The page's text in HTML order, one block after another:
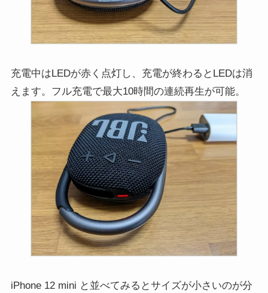
充電中はLEDが赤く点灯し、充電が終わるとLEDは消
えます。フル充電で最大10時間の連続再生が可能。
iPhone 12 mini と並べてみるとサイズが小さいのが分